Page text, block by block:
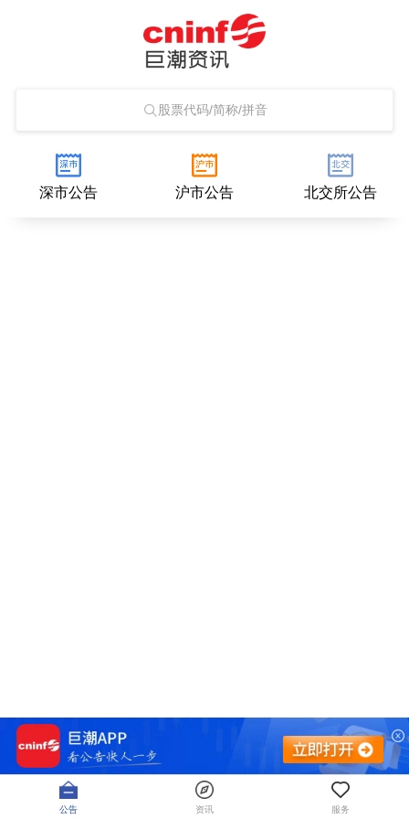
股票代码/简称/拼音
深市公告 沪市公告 北交所公告
公告 资讯 服务